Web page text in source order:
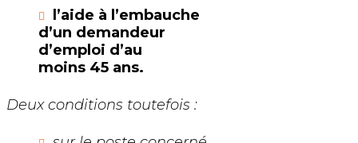
l’aide à l’embauche
d’un demandeur
d’emploi d’au
moins 45 ans.
Deux conditions toutefois :